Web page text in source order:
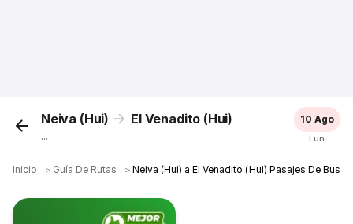
Neiva (Hui) El Venadito (Hui)
...
10 Ago
Lun
Inicio ＞ Guía De Rutas ＞Neiva (Hui) a El Venadito (Hui) Pasajes De Bus